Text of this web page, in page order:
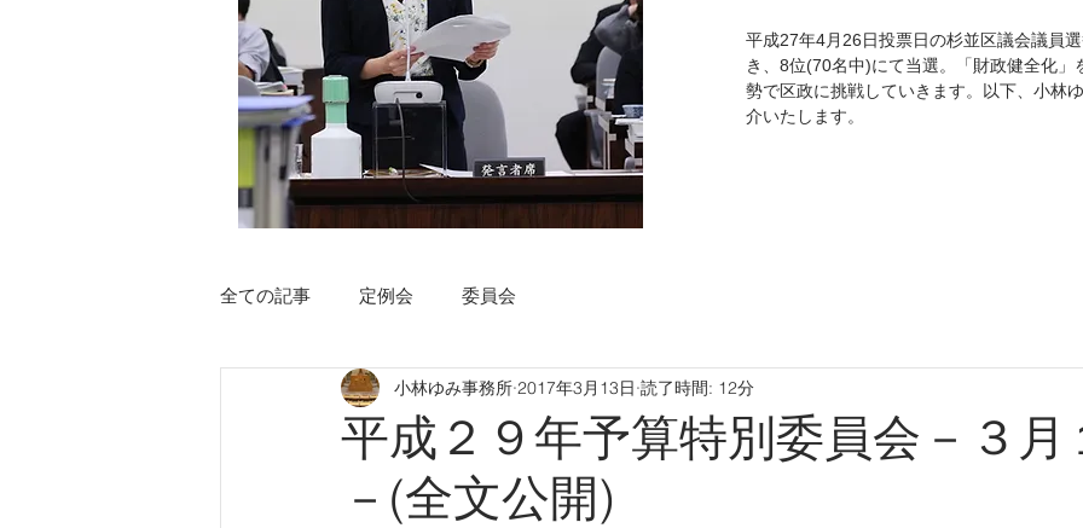
平成27年4月26日投票日の杉並区議会議員
き、8位(70名中)にて当選。「財政健全化」
勢で区政に挑戦していきます。以下、小林
介いたします。
全ての記事 定例会 委員会
平成２９年予算特別委員会－３月
－(全文公開)
小林ゆみ事務所 2017年3月13日 読了時間: 12分